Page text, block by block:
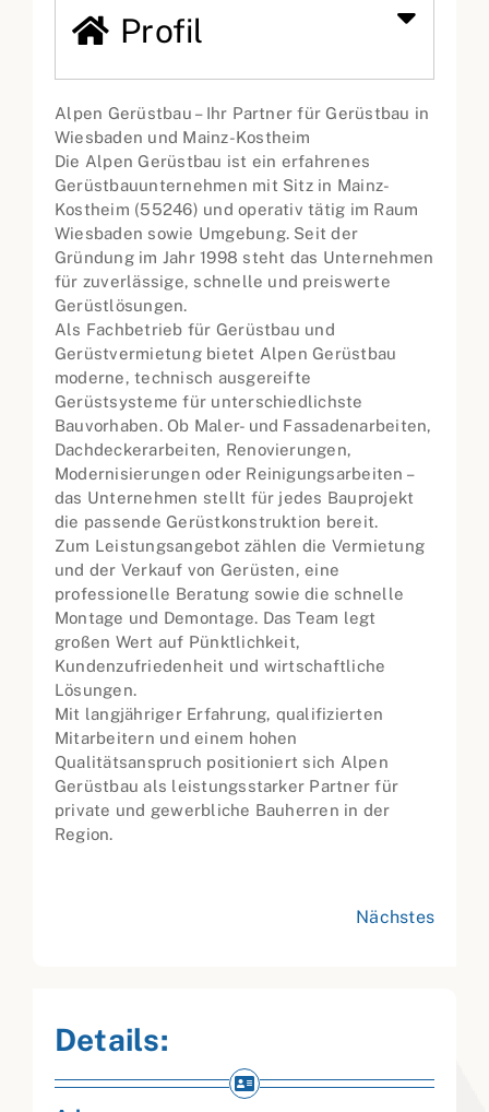
Profil
Alpen Gerüstbau – Ihr Partner für Gerüstbau in
Wiesbaden und Mainz-Kostheim
Die Alpen Gerüstbau ist ein erfahrenes
Gerüstbauunternehmen mit Sitz in Mainz-
Kostheim (55246) und operativ tätig im Raum
Wiesbaden sowie Umgebung. Seit der
Gründung im Jahr 1998 steht das Unternehmen
für zuverlässige, schnelle und preiswerte
Gerüstlösungen.
Als Fachbetrieb für Gerüstbau und
Gerüstvermietung bietet Alpen Gerüstbau
moderne, technisch ausgereifte
Gerüstsysteme für unterschiedlichste
Bauvorhaben. Ob Maler- und Fassadenarbeiten,
Dachdeckerarbeiten, Renovierungen,
Modernisierungen oder Reinigungsarbeiten –
das Unternehmen stellt für jedes Bauprojekt
die passende Gerüstkonstruktion bereit.
Zum Leistungsangebot zählen die Vermietung
und der Verkauf von Gerüsten, eine
professionelle Beratung sowie die schnelle
Montage und Demontage. Das Team legt
großen Wert auf Pünktlichkeit,
Kundenzufriedenheit und wirtschaftliche
Lösungen.
Mit langjähriger Erfahrung, qualifizierten
Mitarbeitern und einem hohen
Qualitätsanspruch positioniert sich Alpen
Gerüstbau als leistungsstarker Partner für
private und gewerbliche Bauherren in der
Region.
Nächstes
Details: